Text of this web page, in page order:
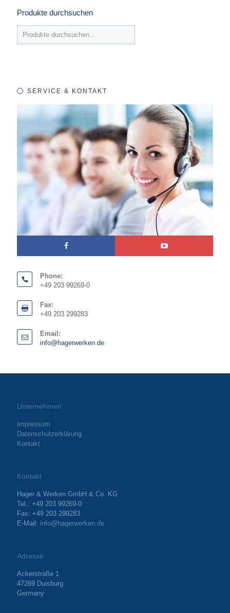
Produkte durchsuchen
SERVICE & KONTAKT
Phone:
+49 203 99269-0
Fax:
+49 203 299283
Email:
info@hagerwerken.de
Unternehmen
Impressum
Datenschutzerklärung
Kontakt
Kontakt
Hager & Werken GmbH & Co. KG
Tel.: +49 203 99269-0
Fax: +49 203 299283
E-Mail: info@hagerwerken.de
Adresse
Ackerstraße 1
47269 Duisburg
Germany